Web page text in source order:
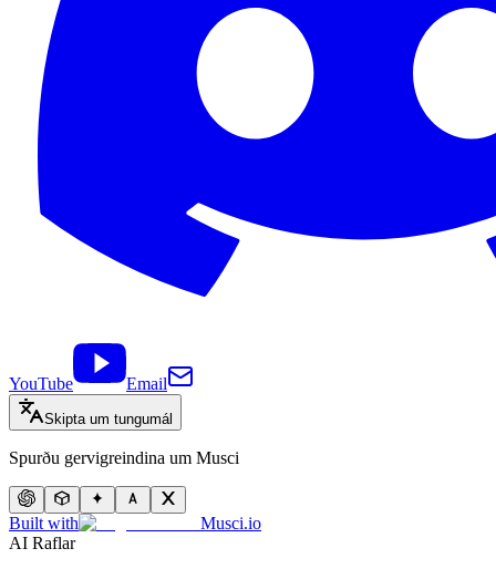
YouTube Email
Skipta um tungumál
Spurðu gervigreindina um Musci
Built with
Musci.io
AI Raflar